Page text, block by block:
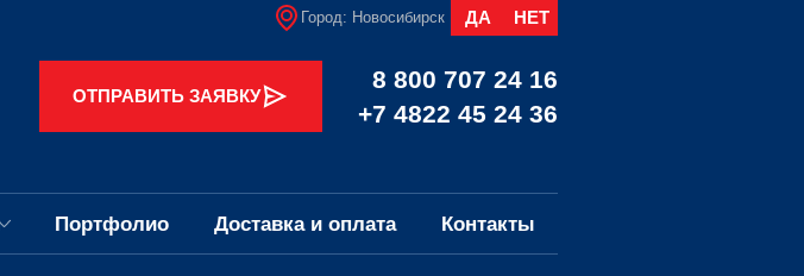
Город: Новосибирск ДА НЕТ
ОТПРАВИТЬ ЗАЯВКУ
8 800 707 24 16
+7 4822 45 24 36
Портфолио Доставка и оплата Контакты